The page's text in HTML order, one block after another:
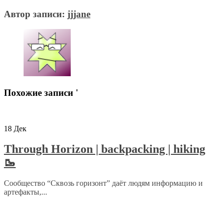
Автор записи: jjjane
Похожие записи '
18 Дек
Through Horizon | backpacking | hiking
🥾
Сообщество “Сквозь горизонт” даёт людям информацию и
артефакты,...